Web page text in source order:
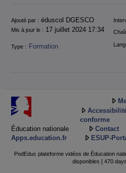
Informations
Ajouté par : éduscol DGESCO
Mis à jour le : 17 juillet 2024 17:34
Type : Formation
Éducation nationale
Apps.education.fr
conforme
Contact
ESUP-
PodEduc plateforme vidéos de Éducation
disponibles [ 470